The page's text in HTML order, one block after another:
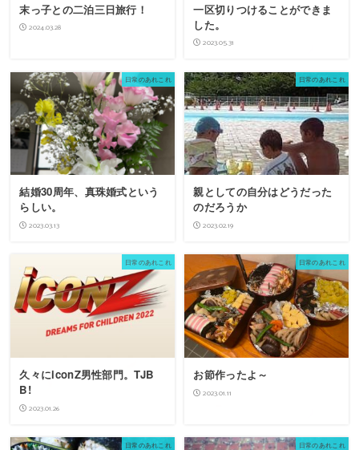
末っ子との二泊三日旅行！
2024.03.28
一区切りつけることができま
した。
2023.05.31
日常のあれこれ
結婚30周年、真珠婚式という
らしい。
2023.03.13
日常のあれこれ
親としての自分はどうだった
のだろうか
2023.02.19
日常のあれこれ
久々にiconZ男性部門。TJB
B!
2023.01.26
日常のあれこれ
お節作ったよ～
2023.01.11
日常のあれこれ 日常のあれこれ